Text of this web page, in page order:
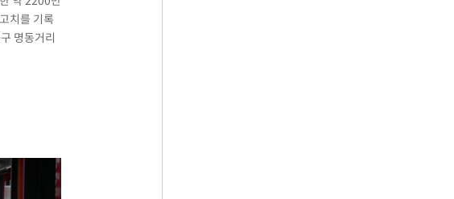
치를 기록
명동거리